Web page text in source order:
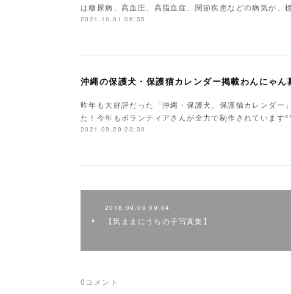
は糖尿病、高血圧、高脂血症、関節疾患などの病気が
2021.10.01 06:35
沖縄の保護犬・保護猫カレンダー掲載わんにゃん
昨年も大好評だった「沖縄・保護犬、保護猫カレンダー
た！今年もボランティアさんが全力で制作されていま
2021.09.29 23:30
2018.09.09 09:04
【気ままにうちの子写真集】
0 コメント